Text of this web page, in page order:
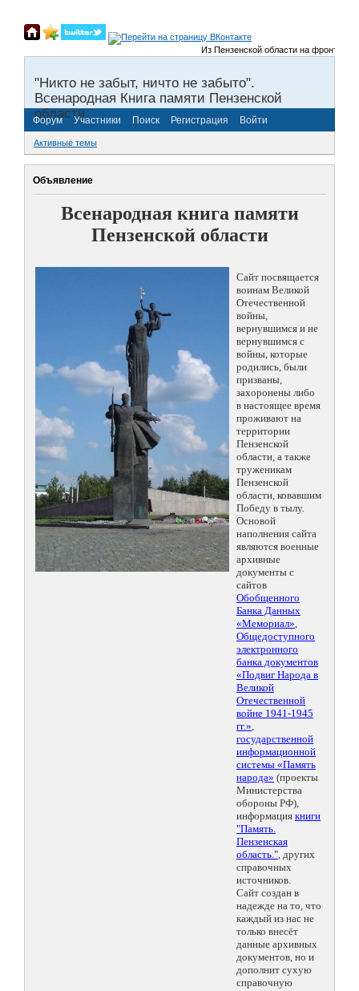
Из Пензенской области на фронты
"Никто не забыт, ничто не забыто".
Всенародная Книга памяти Пензенской
области.
Форум Участники Поиск Регистрация Войти
Активные темы
Объявление
Всенародная книга памяти
Пензенской области
Сайт посвящается
воинам Великой
Отечественной
войны,
вернувшимся и не
вернувшимся с
войны, которые
родились, были
призваны,
захоронены либо
в настоящее время
проживают на
территории
Пензенской
области, а также
труженикам
Пензенской
области, ковавшим
Победу в тылу.
Основой
наполнения сайта
являются военные
архивные
документы с
сайтов
Обобщенного
Банка Данных
«Мемориал»,
Общедоступного
электронного
банка документов
«Подвиг Народа в
Великой
Отечественной
войне 1941-1945
гг.»,
государственной
информационной
системы «Память
народа» (проекты
Министерства
обороны РФ),
информация книги
"Память.
Пензенская
область.", других
справочных
источников.
Сайт создан в
надежде на то, что
каждый из нас не
только внесёт
данные архивных
документов, но и
дополнит сухую
справочную